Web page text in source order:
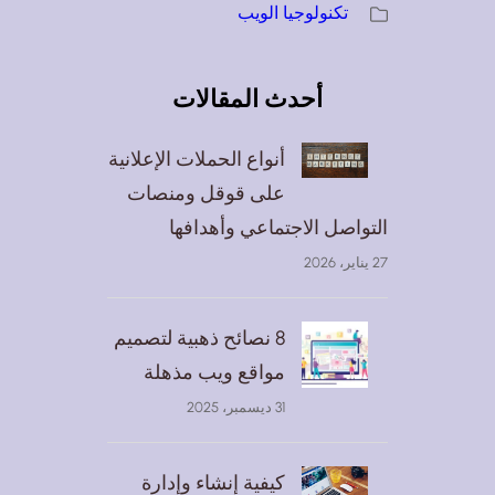
تكنولوجيا الويب
أحدث المقالات
أنواع الحملات الإعلانية
على قوقل ومنصات
التواصل الاجتماعي وأهدافها
8 نصائح ذهبية لتصميم
مواقع ويب مذهلة
كيفية إنشاء وإدارة